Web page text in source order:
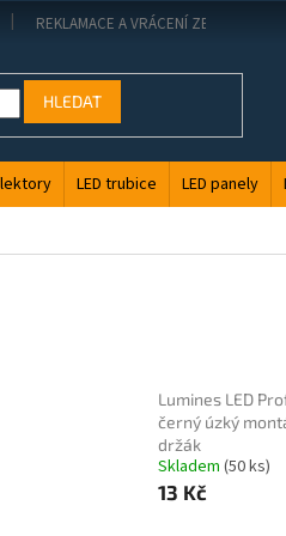
REKLAMACE A VRÁCENÍ ZBOŽÍ
HLEDAT
LED trubice LED panely
Lumines LED
černý úzký
držák
Skladem (50 ks)
13 Kč